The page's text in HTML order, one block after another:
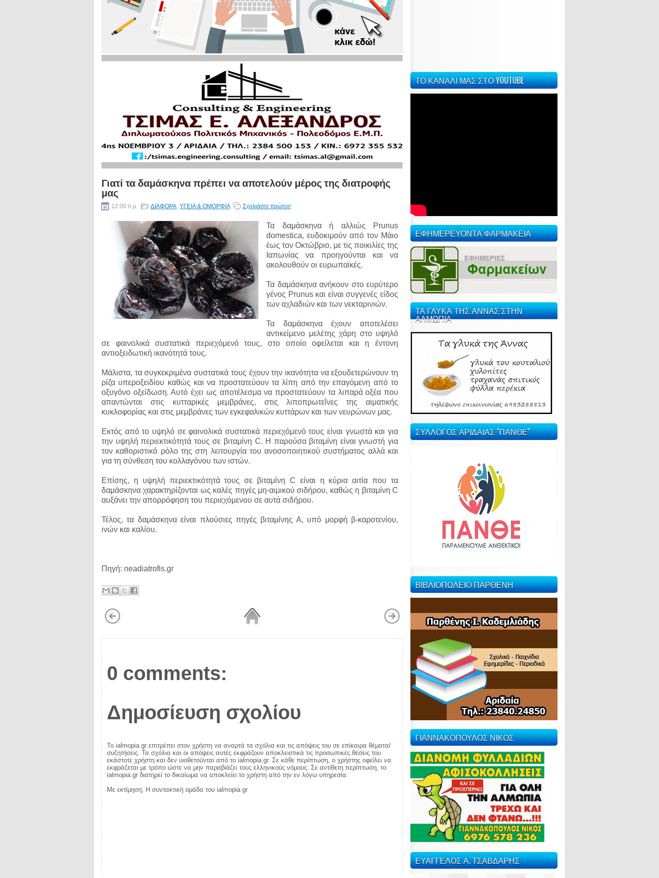
Γιατί τα δαμάσκηνα πρέπει να αποτελούν μέρος της διατροφής
μας
12:00 π.μ. ΔΙΑΦΟΡΑ, ΥΓΕΙΑ & ΟΜΟΡΦΙΑ Σχολιάστε πρώτοι!
Τα δαμάσκηνα ή αλλιώς Prunus
domestica, ευδοκιμούν από τον Μάιο
έως τον Οκτώβριο, με τις ποικιλίες της
Ιαπωνίας να προηγούνται και να
ακολουθούν οι ευρωπαϊκές.
Τα δαμάσκηνα ανήκουν στο ευρύτερο
γένος Prunus και είναι συγγενές είδος
των αχλαδιών και των νεκταρινιών.
Τα δαμάσκηνα έχουν αποτελέσει
αντικείμενο μελέτης χάρη στο υψηλό
σε φαινολικά συστατικά περιεχόμενό τους, στο οποίο οφείλεται και η έντονη
αντιοξειδωτική ικανότητά τους.
Μάλιστα, τα συγκεκριμένα συστατικά τους έχουν την ικανότητα να εξουδετερώνουν τη
ρίζα υπεροξειδίου καθώς και να προστατεύουν τα λίπη από την επαγόμενη από το
οξυγόνο οξείδωση. Αυτό έχει ως αποτέλεσμα να προστατεύουν τα λιπαρά οξέα που
απαντώνται στις κυτταρικές μεμβράνες, στις λιποπρωτεΐνες της αιματικής
κυκλοφορίας και στις μεμβράνες των εγκεφαλικών κυττάρων και των νευρώνων μας.
Εκτός από το υψηλό σε φαινολικά συστατικά περιεχόμενό τους είναι γνωστά και για
την υψηλή περιεκτικότητά τους σε βιταμίνη C. Η παρούσα βιταμίνη είναι γνωστή για
τον καθοριστικό ρόλο της στη λειτουργία του ανοσοποιητικού συστήματος αλλά και
για τη σύνθεση του κολλαγόνου των ιστών.
Επίσης, η υψηλή περιεκτικότητά τους σε βιταμίνη C είναι η κύρια αιτία που τα
δαμάσκηνα χαρακτηρίζονται ως καλές πηγές μη-αιμικού σιδήρου, καθώς η βιταμίνη C
αυξάνει την απορρόφηση του περιεχόμενου σε αυτά σιδήρου.
Τέλος, τα δαμάσκηνα είναι πλούσιες πηγές βιταμίνης Α, υπό μορφή β-καροτενίου,
ινών και καλίου.
Πηγή: neadiatrofis.gr
0 comments:
Δημοσίευση σχολίου
Το ialmopia.gr επιτρέπει στον χρήστη να αναρτά τα σχόλια και τις απόψεις του σε επίκαιρα θέματα/
συζητήσεις. Τα σχόλια και οι απόψεις αυτές εκφράζουν αποκλειστικά τις προσωπικές θέσεις του
εκάστοτε χρήστη και δεν υιοθετούνται από το ialmopia.gr. Σε κάθε περίπτωση, ο χρήστης οφείλει να
εκφράζεται με τρόπο ώστε να μην παραβιάζει τους ελληνικούς νόμους. Σε αντίθετη περίπτωση, το
ialmopia.gr διατηρεί το δικαίωμα να αποκλείει το χρήστη από την εν λόγω υπηρεσία.
Με εκτίμηση, Η συντακτική ομάδα του ialmopia.gr
ΤΟ ΚΑΝΑΛΙ ΜΑΣ ΣΤΟ YOUTUBE
ΕΦΗΜΕΡΕΥΟΝΤΑ ΦΑΡΜΑΚΕΙΑ
ΤΑ ΓΛΥΚΑ ΤΗΣ ΑΝΝΑΣ ΣΤΗΝ
ΑΛΜΩΠΙΑ
ΣΥΛΛΟΓΟΣ ΑΡΙΔΑΙΑΣ "ΠΑΝΘΕ"
ΒΙΒΛΙΟΠΩΛΕΙΟ ΠΑΡΘΕΝΗ
ΓΙΑΝΝΑΚΟΠΟΥΛΟΣ ΝΙΚΟΣ
ΕΥΑΓΓΕΛΟΣ Α. ΤΣΑΒΔΑΡΗΣ